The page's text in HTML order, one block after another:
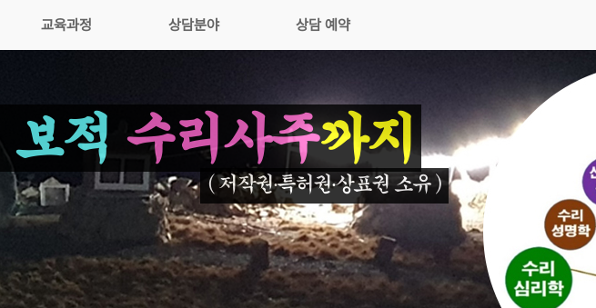
교육과정 상담분야 상담 예약
보적 수리사주까지
( 저작권∙특허권∙상표권 소유 )